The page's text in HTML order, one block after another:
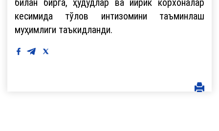
кесимида тўлов интизомини таъминлаш
муҳимлиги таъкидланди.